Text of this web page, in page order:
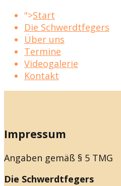
">Start
Die Schwerdtfegers
Über uns
Termine
Videogalerie
Kontakt
Impressum
Angaben gemäß § 5 TMG
Die Schwerdtfegers